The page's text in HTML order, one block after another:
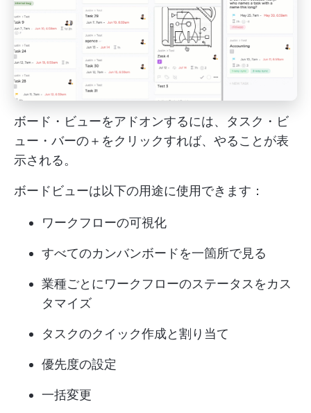
ボード・ビューをアドオンするには、タスク・ビ
ュー・バーの＋をクリックすれば、やることが表
示される。
ボードビューは以下の用途に使用できます：
ワークフローの可視化
すべてのカンバンボードを一箇所で見る
業種ごとにワークフローのステータスをカス
タマイズ
タスクのクイック作成と割り当て
優先度の設定
一括変更